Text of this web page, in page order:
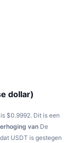
dollar)
is $0.9992. Dit is een
van De
USDT is gestegen